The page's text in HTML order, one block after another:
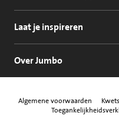
Laat je inspireren
Over Jumbo
Algemene voorwaarden